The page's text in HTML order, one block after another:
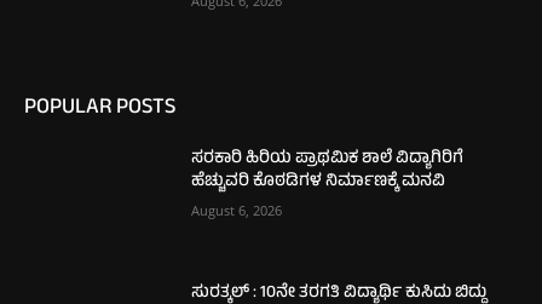
POPULAR POSTS
ಸರಕಾರಿ ಹಿರಿಯ ಪ್ರಾಥಮಿಕ ಶಾಲೆ ವಿದ್ಯಾಗಿರಿಗೆ
ಹೆಚ್ಚುವರಿ ಕೊಠಡಿಗಳ ನಿರ್ಮಾಣಕ್ಕೆ ಮನವಿ
August 6, 2026
ಸುರತ್ಕಲ್ : 10ನೇ ತರಗತಿ ವಿದ್ಯಾರ್ಥಿ ಕುಸಿದು ಬಿದ್ದು